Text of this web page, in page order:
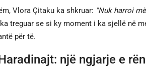
Vlora Çitaku ka shkruar: "Nuk harroi
treguar se si ky moment i ka sjellë në
për të.
një ngjarje e